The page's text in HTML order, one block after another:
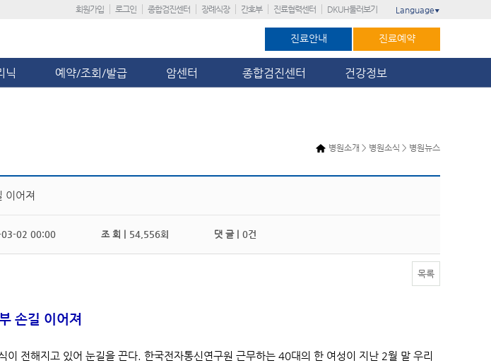
회원가입 로그인 종합검진센터 장례식장 간호부 진료협력센터 DKUH둘러보기 Language ▼
진료안내 진료예약
닉 예약/조회/발급 암센터 종합검진센터 건강정보
병원소개 > 병원소식 > 병원뉴스
이어져
02 00:00 조 회 | 54,556회 댓 글 | 0건
목록
손길 이어져
이 전해지고 있어 눈길을 끈다. 한국전자통신연구원 근무하는 40대의 한 여성이 지난 2월 말 우리